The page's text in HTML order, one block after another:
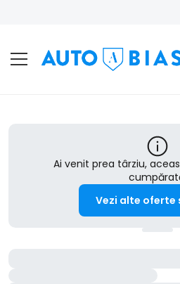
Ai venit prea târziu,
Vezi alte oferte